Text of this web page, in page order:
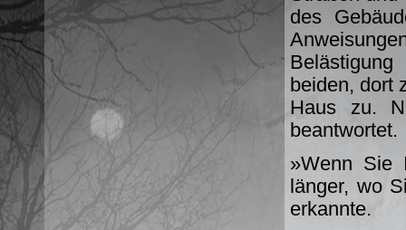
des
beiden, dort
Haus zu.
beantwortet.
»Wenn Sie
länger, wo
erkannte.